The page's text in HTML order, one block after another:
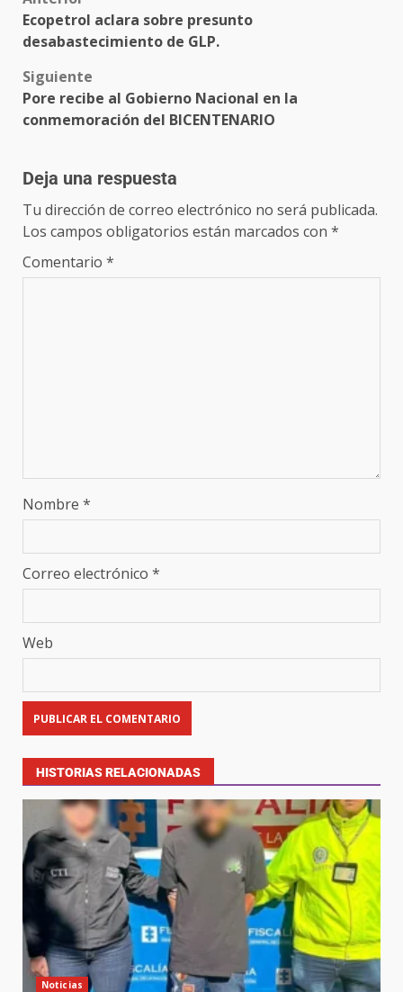
Ecopetrol aclara sobre presunto
desabastecimiento de GLP.
Siguiente
Pore recibe al Gobierno Nacional en la
conmemoración del BICENTENARIO
Deja una respuesta
Tu dirección de correo electrónico no será publicada.
Los campos obligatorios están marcados con *
Comentario *
Nombre *
Correo electrónico *
Web
HISTORIAS RELACIONADAS
Noticias